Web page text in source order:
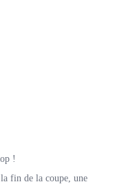
!
fin de la coupe, une